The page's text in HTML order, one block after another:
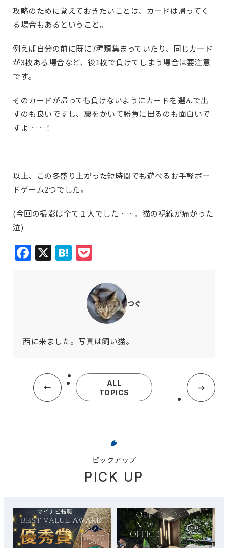
攻略のために覚えておきたいことは、カードは帰ってく
る場合もあるということ。
例えば自分の前に既に7種類集まっていたり、同じカード
が3枚ある場合など、後1枚で負けてしまう場合は要注意
です。
そのカードが帰っても負けないようにカードを選んで出
すのも良いですし、裏をかいて勝負に出るのも面白いで
すよ……！
以上、この冬盛り上がった短時間でも遊べるお手軽ボー
ドゲーム2つでした。
(今回の撮影は全て１人でした……。猫の視線が痛かった
泣)
Facebook
X Hatena
つぐ
西に来ました。写真は飼い猫。
ALL
TOPICS
ピックアップ
PICK UP